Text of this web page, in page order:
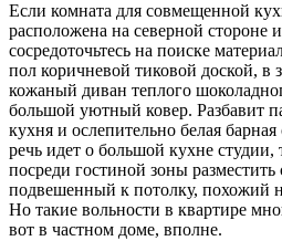
Если комната для совмещенной
расположена на северной стороне
сосредоточьтесь на поиске
пол коричневой тиковой доской, в
кожаный диван теплого
большой уютный ковер. Разбавит
кухня и ослепительно белая
речь идет о большой кухне
посреди гостиной зоны
подвешенный к потолку, похожий
Но такие вольности в квартире
вот в частном доме, вполне.